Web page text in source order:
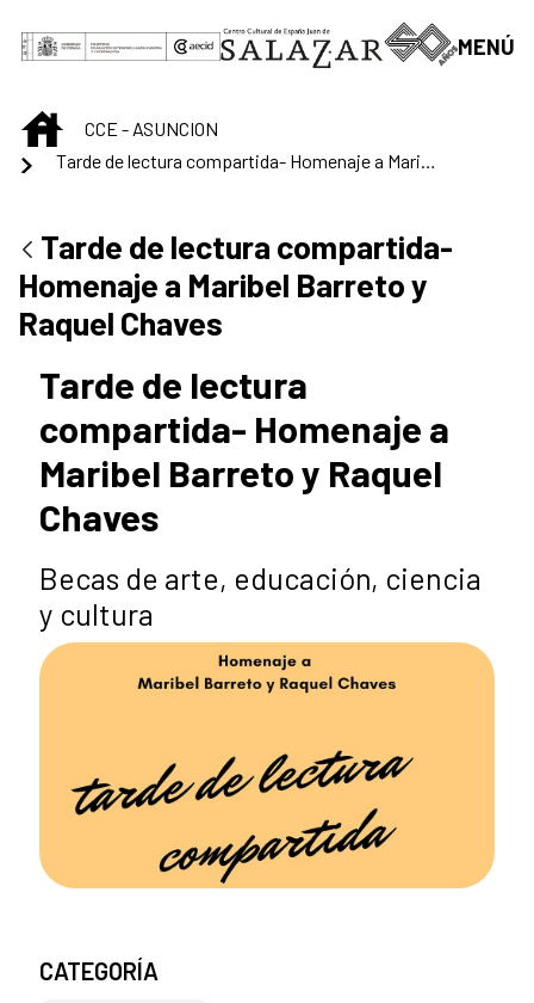
MENÚ
INICIOCCE - ASUNCION
Tarde de lectura compartida-
Homenaje a Maribel Barreto y
Raquel Chaves
Tarde de lectura
compartida- Homenaje a
Maribel Barreto y Raquel
Chaves
Becas de arte, educación, ciencia
y cultura
CATEGORÍA